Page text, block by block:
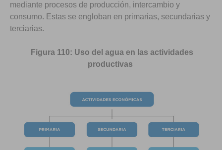
mediante procesos de producción, intercambio y
consumo. Estas se engloban en primarias, secundarias y
terciarias.
Figura 110: Uso del agua en las actividades
productivas